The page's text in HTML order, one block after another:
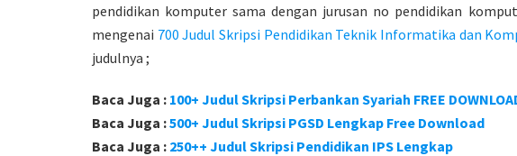
pendidikan komputer sama dengan jurusan no pendidikan
mengenai 700 Judul Skripsi Pendidikan Teknik Informatika dan
judulnya ;
Baca Juga : 100+ Judul Skripsi Perbankan Syariah FREE
Baca Juga :500+ Judul Skripsi PGSD Lengkap Free Download
Baca Juga : 250++ Judul Skripsi Pendidikan IPS Lengkap